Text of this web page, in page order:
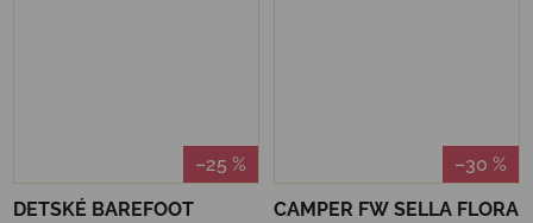
–25 %
DETSKÉ BAREFOOT
–30 %
CAMPER FW SELLA FLORA